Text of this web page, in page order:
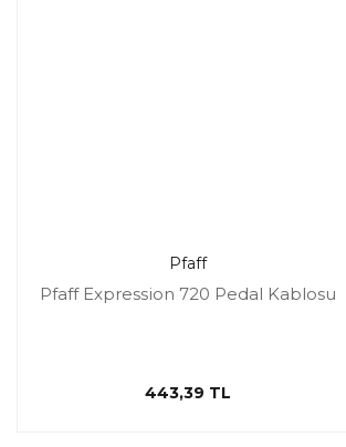
Pfaff
Pfaff Expression 720 Pedal Kablosu
443,39 TL